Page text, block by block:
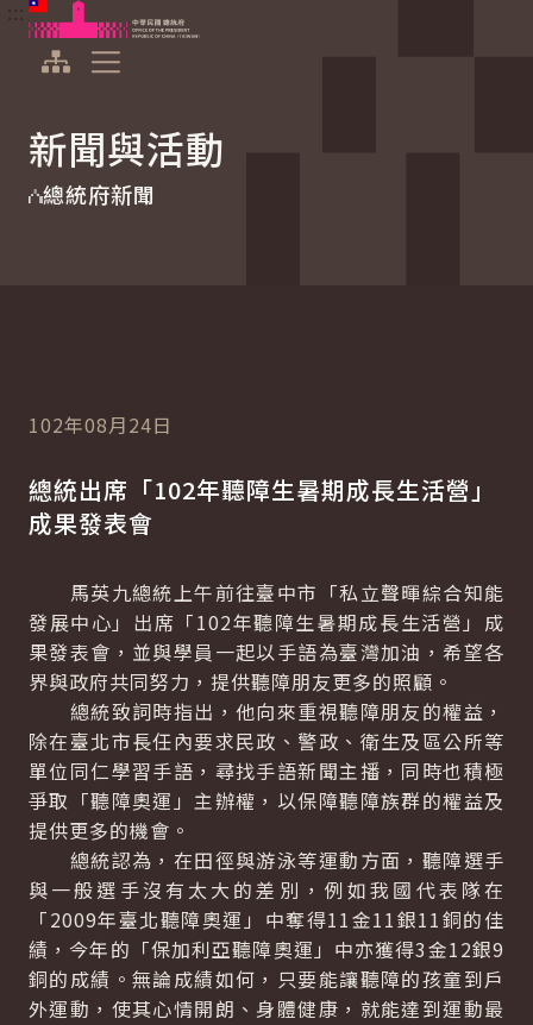
跳到主要內容
中華民國總統府
新聞與活動
總統府新聞
102年08月24日
總統出席「102年聽障生暑期成長生活營」
成果發表會
馬英九總統上午前往臺中市「私立聲暉綜合知能
發展中心」出席「102年聽障生暑期成長生活營」成
果發表會，並與學員一起以手語為臺灣加油，希望各
界與政府共同努力，提供聽障朋友更多的照顧。
總統致詞時指出，他向來重視聽障朋友的權益，
除在臺北市長任內要求民政、警政、衛生及區公所等
單位同仁學習手語，尋找手語新聞主播，同時也積極
爭取「聽障奧運」主辦權，以保障聽障族群的權益及
提供更多的機會。
總統認為，在田徑與游泳等運動方面，聽障選手
與一般選手沒有太大的差別，例如我國代表隊在
「2009年臺北聽障奧運」中奪得11金11銀11銅的佳
績，今年的「保加利亞聽障奧運」中亦獲得3金12銀9
銅的成績。無論成績如何，只要能讓聽障的孩童到戶
外運動，使其心情開朗、身體健康，就能達到運動最